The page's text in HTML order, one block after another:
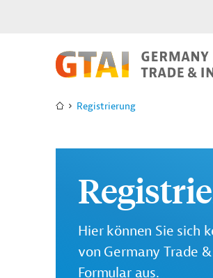
Registrierung
Hier können Sie sich
von Germany Trade
Formular aus.